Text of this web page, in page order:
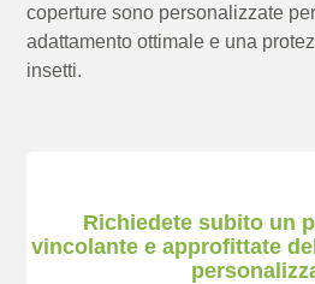
coperture sono personalizzate
adattamento ottimale e una
insetti.
Richiedete subito un
vincolante e approfittate